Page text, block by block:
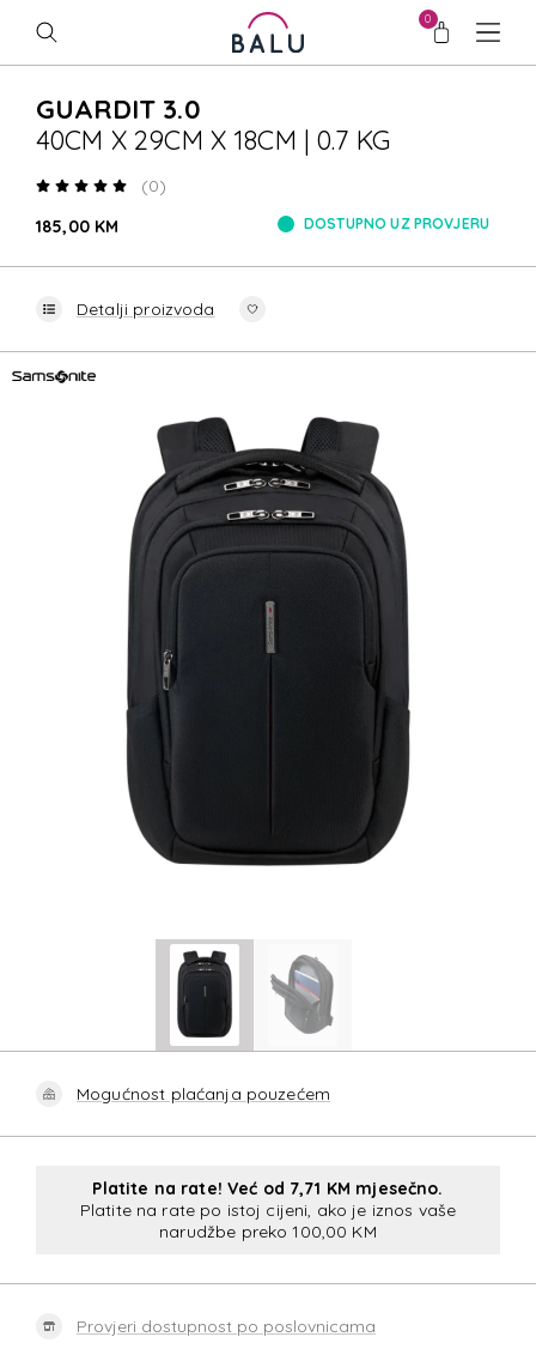
0
GUARDIT 3.0
40CM X 29CM X 18CM | 0.7 KG
(0)
185,00 KM
DOSTUPNO UZ PROVJERU
Detalji proizvoda
Mogućnost plaćanja pouzećem
Platite na rate! Već od 7,71 KM mjesečno.
Platite na rate po istoj cijeni, ako je iznos vaše
narudžbe preko 100,00 KM
Provjeri dostupnost po poslovnicama